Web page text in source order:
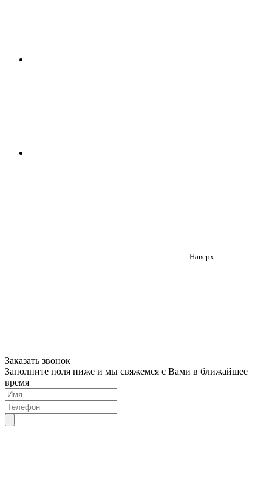
Наверх
Заказать звонок
Заполните поля ниже и мы свяжемся с Вами в ближайшее
время